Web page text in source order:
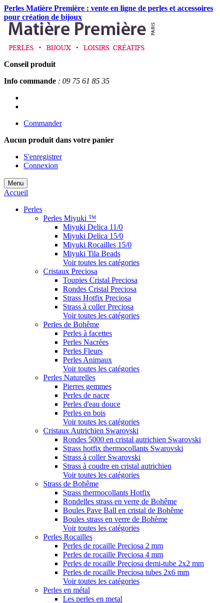
Perles Matière Première : vente en ligne de perles et accessoires
pour création de bijoux
Conseil produit
Info commande : 09 75 61 85 35
Commander
Aucun produit dans votre panier
S'enregistrer
Connexion
Menu
Accueil
Perles
Perles Miyuki ™
Miyuki Delica 11/0
Miyuki Delica 15/0
Miyuki Rocailles 15/0
Miyuki Tila Beads
Voir toutes les catégories
Cristaux Preciosa
Toupies Cristal Preciosa
Rondes Cristal Preciosa
Strass Hotfix Preciosa
Strass à coller Preciosa
Voir toutes les catégories
Perles de Bohême
Perles à facettes
Perles Nacrées
Perles Fleurs
Perles Animaux
Voir toutes les catégories
Perles Naturelles
Pierres gemmes
Perles de nacre
Perles d'eau douce
Perles en bois
Voir toutes les catégories
Cristaux Autrichien Swarovski
Rondes 5000 en cristal autrichien Swarovski
Strass hotfix thermocollants Swarovski
Strass à coller Swarovski
Strass à coudre en cristal autrichien
Voir toutes les catégories
Strass de Bohême
Strass thermocollants Hotfix
Rondelles strass en verre de Bohême
Boules Pave Ball en cristal de Bohême
Boules strass en verre de Bohème
Voir toutes les catégories
Perles Rocailles
Perles de rocaille Preciosa 2 mm
Perles de rocaille Preciosa 4 mm
Perles de rocaille Preciosa demi-tube 2x2 mm
Perles de rocaille Preciosa tubes 2x6 mm
Voir toutes les catégories
Perles en métal
Les perles en metal